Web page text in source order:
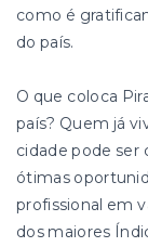
como é
do país.
O que coloca
país? Quem já
cidade pode ser
ótimas
profissional em
dos maiores